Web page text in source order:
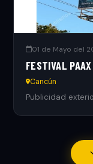
01 de Mayo del
FESTIVAL
Cancún
Publicidad